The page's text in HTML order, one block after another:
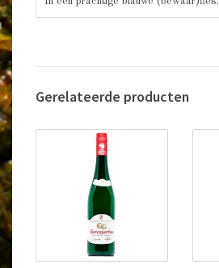
Gerelateerde producten